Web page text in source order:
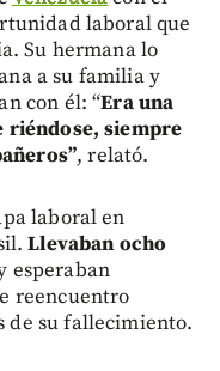
laboral que
Su hermana lo
a su familia y
con él: “Era una
riéndose, siempre
, relató.
laboral en
Llevaban ocho
esperaban
reencuentro
de su fallecimiento.